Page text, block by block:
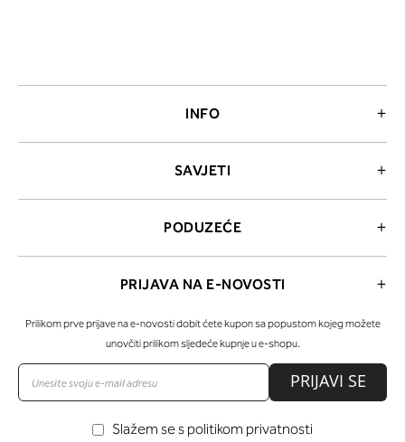
INFO
SAVJETI
PODUZEĆE
PRIJAVA NA E-NOVOSTI
Prilikom prve prijave na e-novosti dobit ćete kupon sa popustom kojeg možete
unovčiti prilikom sljedeće kupnje u e-shopu.
PRIJAVI SE
Slažem se s politikom privatnosti